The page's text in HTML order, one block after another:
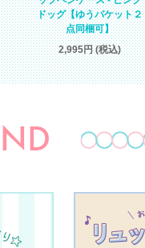
ドッグ【ゆうパケット２
点同梱可】
2,995円 (税込)